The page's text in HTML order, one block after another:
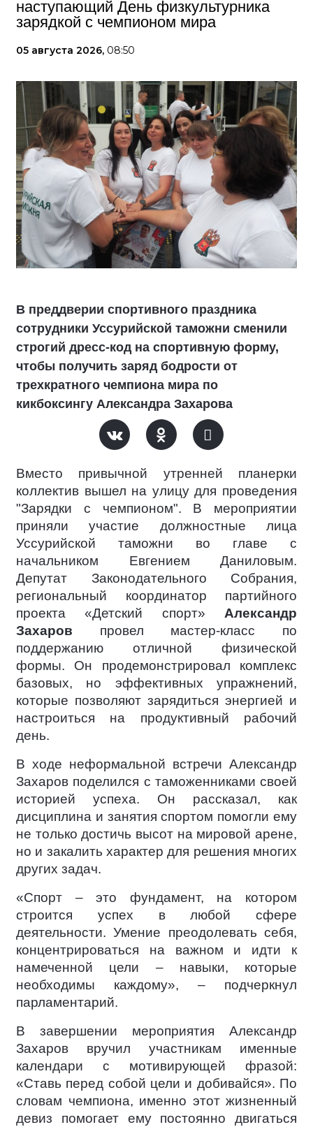
наступающий День физкультурника
зарядкой с чемпионом мира
05 августа 2026, 08:50
В преддверии спортивного праздника
сотрудники Уссурийской таможни сменили
строгий дресс-код на спортивную форму,
чтобы получить заряд бодрости от
трехкратного чемпиона мира по
кикбоксингу Александра Захарова
Вместо привычной утренней планерки
коллектив вышел на улицу для проведения
"Зарядки с чемпионом". В мероприятии
приняли участие должностные лица
Уссурийской таможни во главе с
начальником Евгением Даниловым.
Депутат Законодательного Собрания,
региональный координатор партийного
проекта «Детский спорт» Александр
Захаров провел мастер-класс по
поддержанию отличной физической
формы. Он продемонстрировал комплекс
базовых, но эффективных упражнений,
которые позволяют зарядиться энергией и
настроиться на продуктивный рабочий
день.
В ходе неформальной встречи Александр
Захаров поделился с таможенниками своей
историей успеха. Он рассказал, как
дисциплина и занятия спортом помогли ему
не только достичь высот на мировой арене,
но и закалить характер для решения многих
других задач.
«Спорт – это фундамент, на котором
строится успех в любой сфере
деятельности. Умение преодолевать себя,
концентрироваться на важном и идти к
намеченной цели – навыки, которые
необходимы каждому», – подчеркнул
парламентарий.
В завершении мероприятия Александр
Захаров вручил участникам именные
календари с мотивирующей фразой:
«Ставь перед собой цели и добивайся». По
словам чемпиона, именно этот жизненный
девиз помогает ему постоянно двигаться